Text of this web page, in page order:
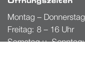
Öffnungszeiten
Montag –
Freitag: 8 – 16 Uhr
Samstag u.